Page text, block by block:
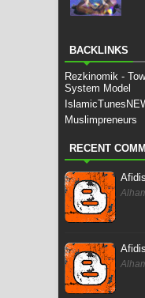
BACKLINKS
Rezkinomik -
System Model
Muslimpreneurs
RECENT